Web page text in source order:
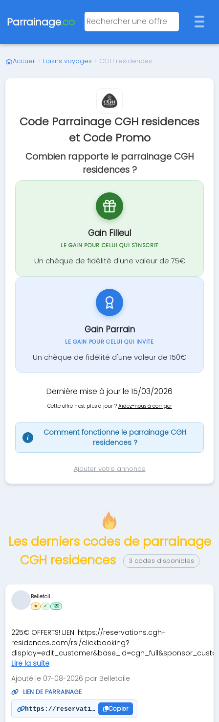
Parrainage.co
Accueil › Loisirs voyages › CGH residences
Code Parrainage CGH residences
et Code Promo
Combien rapporte le parrainage CGH
residences ?
Gain Filleul
LE GAIN POUR CELUI QUI S'INSCRIT
Un chèque de fidélité d'une valeur de 75€
Gain Parrain
LE GAIN POUR CELUI QUI INVITE
Un chèque de fidélité d'une valeur de 150€
Dernière mise à jour le 15/03/2026
Cette offre n'est plus à jour ? Aidez-nous à corriger
i
Comment fonctionne le parrainage CGH
residences ?
Ajouter votre annonce
Les derniers codes de parrainage
CGH residences
3 codes disponibles
225€ OFFERTS! LIEN: https://reservations.cgh-
residences.com/rsl/clickbooking?
Lire la suite
Ajouté le 07-08-2026 par Belletoile
LIEN DE PARRAINAGE
https://reservations.cgh-residences.com/rsl/
Copier
Belletoil...
★ ✓ 120